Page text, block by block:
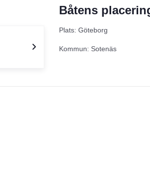
Båtens
Plats: Göteborg
Kommun: Sotenäs